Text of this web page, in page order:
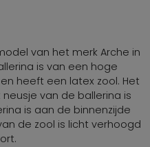
van het merk Arche in
is van een hoge
heeft een latex zool. Het
van de ballerina is
is aan de binnenzijde
de zool is licht verhoogd